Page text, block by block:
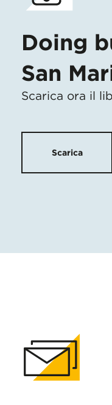
Doing
San
Scarica ora il
Scarica